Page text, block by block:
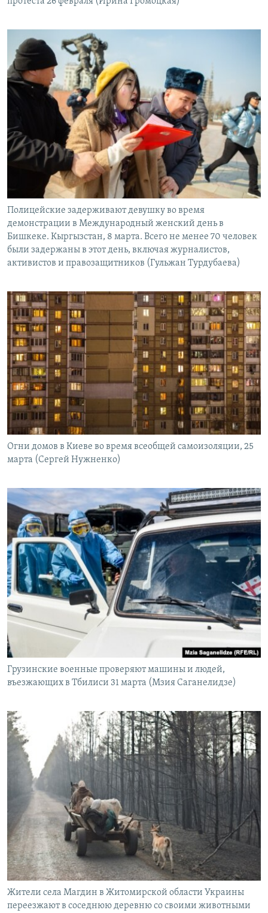
Полицейские задерживают девушку во время
демонстрации в Международный женский день в
Бишкеке. Кыргызстан, 8 марта. Всего не менее 70 человек
были задержаны в этот день, включая журналистов,
активистов и правозащитников (Гульжан Турдубаева)
Огни домов в Киеве во время всеобщей самоизоляции, 25
марта (Сергей Нужненко)
Грузинские военные проверяют машины и людей,
въезжающих в Тбилиси 31 марта (Мзия Саганелидзе)
Жители села Магдин в Житомирской области Украины
переезжают в соседнюю деревню со своими животными